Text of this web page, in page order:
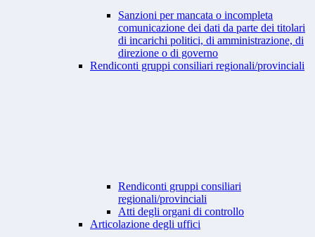
Sanzioni per mancata o incompleta
comunicazione dei dati da parte dei titolari
di incarichi politici, di amministrazione, di
direzione o di governo
Rendiconti gruppi consiliari regionali/provinciali
Rendiconti gruppi consiliari
regionali/provinciali
Atti degli organi di controllo
Articolazione degli uffici